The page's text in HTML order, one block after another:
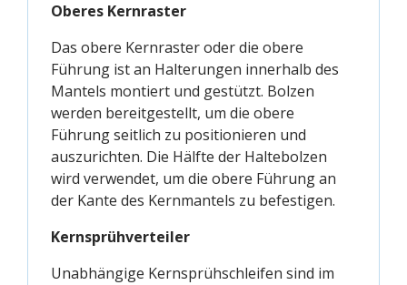
Oberes Kernraster
Das obere Kernraster oder die obere
Führung ist an Halterungen innerhalb des
Mantels montiert und gestützt. Bolzen
werden bereitgestellt, um die obere
Führung seitlich zu positionieren und
auszurichten. Die Hälfte der Haltebolzen
wird verwendet, um die obere Führung an
der Kante des Kernmantels zu befestigen.
Kernsprühverteiler
Unabhängige Kernsprühschleifen sind im